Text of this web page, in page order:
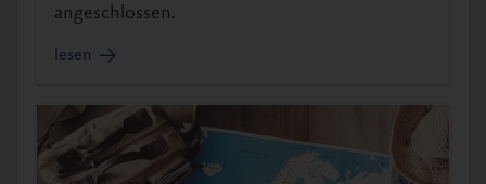
angeschlossen.
lesen